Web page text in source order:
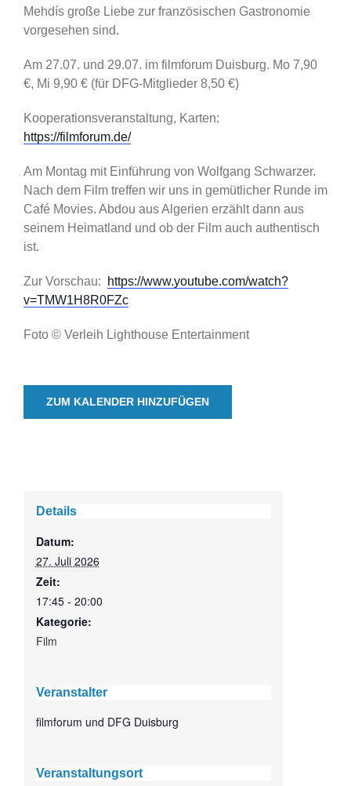
Mehdís große Liebe zur französischen Gastronomie
vorgesehen sind.
Am 27.07. und 29.07. im filmforum Duisburg. Mo 7,90
€, Mi 9,90 € (für DFG-Mitglieder 8,50 €)
Kooperationsveranstaltung, Karten:
https://filmforum.de/
Am Montag mit Einführung von Wolfgang Schwarzer.
Nach dem Film treffen wir uns in gemütlicher Runde im
Café Movies. Abdou aus Algerien erzählt dann aus
seinem Heimatland und ob der Film auch authentisch
ist.
Zur Vorschau:
https://www.youtube.com/watch?
v=TMW1H8R0FZc
Foto © Verleih Lighthouse Entertainment
ZUM KALENDER HINZUFÜGEN
Details
Datum:
27. Juli 2026
Zeit:
17:45 - 20:00
Kategorie:
Film
Veranstalter
filmforum und DFG Duisburg
Veranstaltungsort